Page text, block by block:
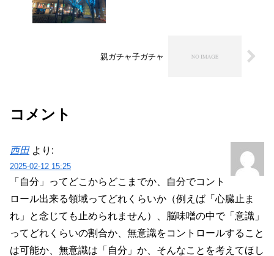
親ガチャ子ガチャ
コメント
西田 より:
2025-02-12 15:25
「自分」ってどこからどこまでか、自分でコント
ロール出来る領域ってどれくらいか（例えば「心臓止ま
れ」と念じても止められません）、脳味噌の中で「意識」
ってどれくらいの割合か、無意識をコントロールすること
は可能か、無意識は「自分」か、そんなことを考えてほし